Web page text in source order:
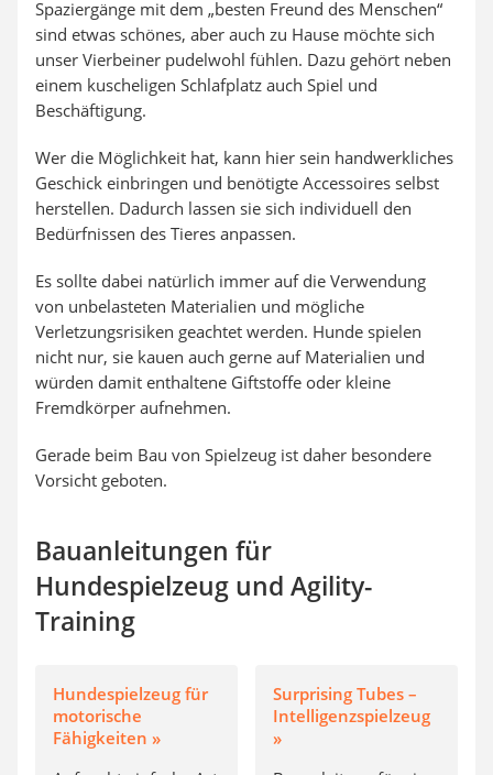
Spaziergänge mit dem „besten Freund des Menschen“
sind etwas schönes, aber auch zu Hause möchte sich
unser Vierbeiner pudelwohl fühlen. Dazu gehört neben
einem kuscheligen Schlafplatz auch Spiel und
Beschäftigung.
Wer die Möglichkeit hat, kann hier sein handwerkliches
Geschick einbringen und benötigte Accessoires selbst
herstellen. Dadurch lassen sie sich individuell den
Bedürfnissen des Tieres anpassen.
Es sollte dabei natürlich immer auf die Verwendung
von unbelasteten Materialien und mögliche
Verletzungsrisiken geachtet werden. Hunde spielen
nicht nur, sie kauen auch gerne auf Materialien und
würden damit enthaltene Giftstoffe oder kleine
Fremdkörper aufnehmen.
Gerade beim Bau von Spielzeug ist daher besondere
Vorsicht geboten.
Bauanleitungen für
Hundespielzeug und Agility-
Training
Hundespielzeug für
motorische
Fähigkeiten »
Surprising Tubes –
Intelligenzspielzeug
»